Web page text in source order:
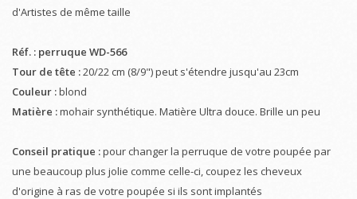
d'Artistes de même taille
Réf. : perruque WD-566
Tour de tête :20/22 cm (8/9") peut s'étendre jusqu'au 23cm
Couleur :blond
Matière :mohair synthétique. Matière Ultra douce. Brille un peu
Conseil pratique :pour changer la perruque de votre poupée par
une beaucoup plus jolie comme celle-ci, coupez les cheveux
d'origine à ras de votre poupée si ils sont implantés